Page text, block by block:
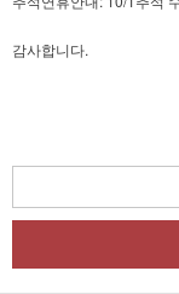
감사합니다.